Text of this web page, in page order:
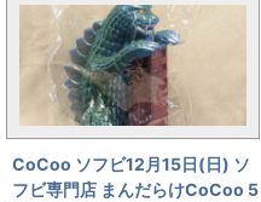
CoCoo ソフビ12月15日(日) ソ
フビ専門店 まんだらけCoCoo 5